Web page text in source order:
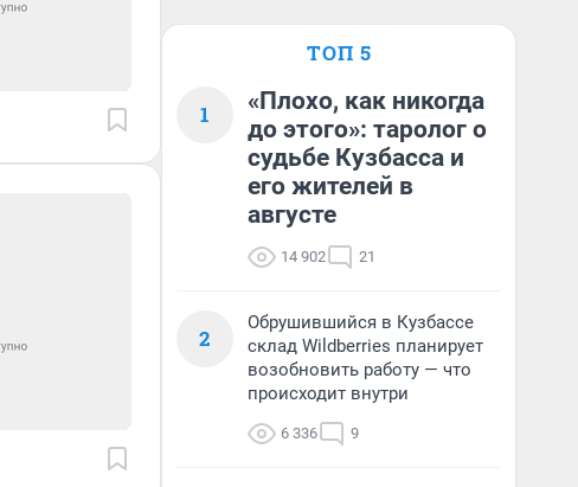
ТОП 5
1
«Плохо, как никогда
до этого»: таролог о
судьбе Кузбасса и
его жителей в
августе
14 902 21
2
Обрушившийся в Кузбассе
склад Wildberries планирует
возобновить работу — что
происходит внутри
6 336 9